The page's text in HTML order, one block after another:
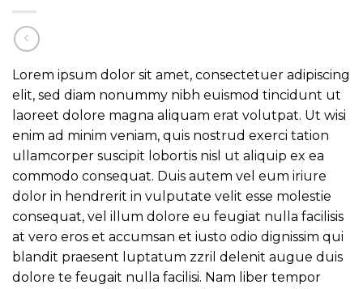
Lorem ipsum dolor sit amet, consectetuer adipiscing
elit, sed diam nonummy nibh euismod tincidunt ut
laoreet dolore magna aliquam erat volutpat. Ut wisi
enim ad minim veniam, quis nostrud exerci tation
ullamcorper suscipit lobortis nisl ut aliquip ex ea
commodo consequat. Duis autem vel eum iriure
dolor in hendrerit in vulputate velit esse molestie
consequat, vel illum dolore eu feugiat nulla facilisis
at vero eros et accumsan et iusto odio dignissim qui
blandit praesent luptatum zzril delenit augue duis
dolore te feugait nulla facilisi. Nam liber tempor